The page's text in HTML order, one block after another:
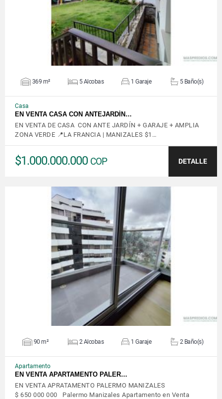
369 m² 5 Alcobas 1 Garaje 5 Baño(s)
Casa
EN VENTA CASA CON ANTEJARDÍN…
EN VENTA DE CASA CON ANTE JARDÍN + GARAJE + AMPLIA
ZONA VERDE 📍LA FRANCIA | MANIZALES $1…
$1.000.000.000 COP DETALLE
VER DETALLES
90 m² 2 Alcobas 1 Garaje 2 Baño(s)
Apartamento
EN VENTA APARTAMENTO PALER…
EN VENTA APRATAMENTO PALERMO MANIZALES
$ 650 000 000 Palermo Manizales Apartamento en Venta